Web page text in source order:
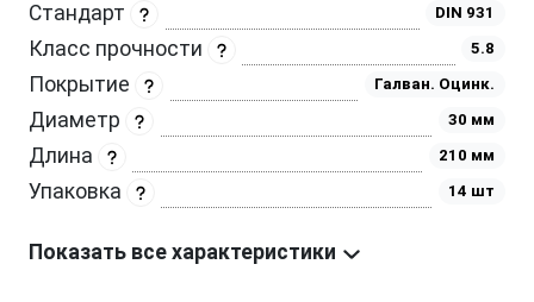
Стандарт DIN 931
Класс прочности 5.8
Покрытие Галван. Оцинк.
Диаметр 30 мм
Длина 210 мм
Упаковка 14 шт
Показать все характеристики